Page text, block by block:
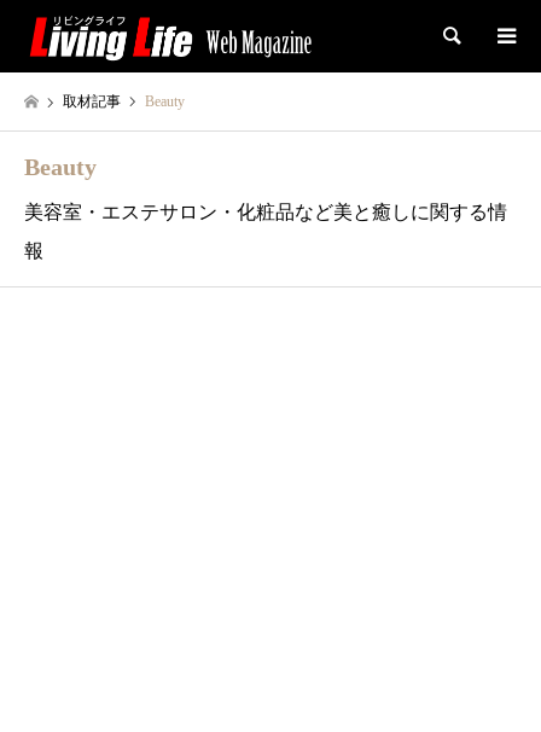
検索
取材記事 Beauty
Beauty
美容室・エステサロン・化粧品など美と癒しに関する情
報